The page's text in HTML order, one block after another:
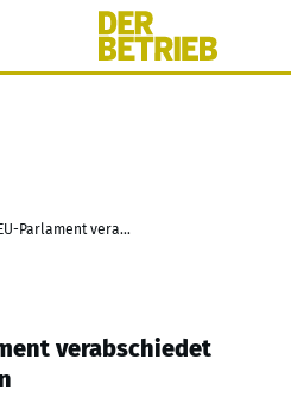
KI-Gesetz: EU-Parlament verabschiedet wegweisende Regeln
verabschiedet